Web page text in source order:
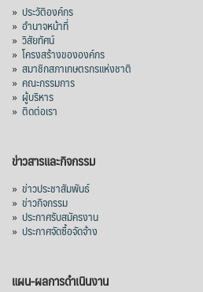
» ประวัติองค์กร
» อำนาจหน้าที่
» วิสัยทัศน์
» โครงสร้างขององค์กร
» สมาชิกสภาเกษตรกรแห่งชาติ
» คณะกรรมการ
» ผู้บริหาร
» ติดต่อเรา
ข่าวสารและกิจกรรม
» ข่าวประชาสัมพันธ์
» ข่าวกิจกรรม
» ประกาศรับสมัครงาน
» ประกาศจัดซื้อจัดจ้าง
แผน-ผลการดำเนินงาน